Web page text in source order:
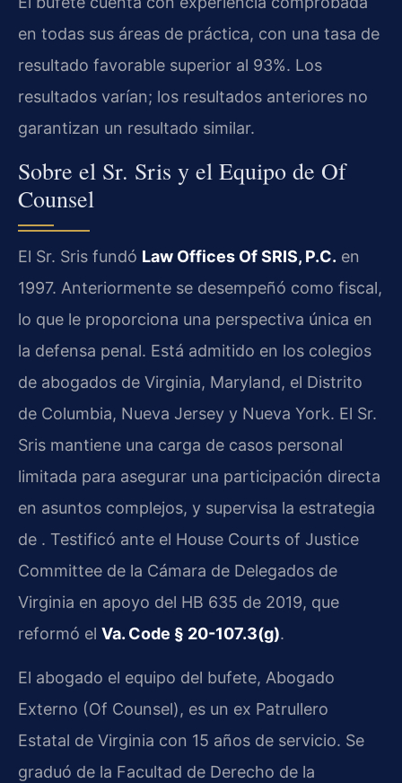
en todas sus áreas de práctica, con una tasa de
resultado favorable superior al 93%. Los
resultados varían; los resultados anteriores no
garantizan un resultado similar.
Sobre el Sr. Sris y el Equipo de Of
Counsel
El Sr. Sris fundó Law Offices Of SRIS, P.C. en
1997. Anteriormente se desempeñó como fiscal,
lo que le proporciona una perspectiva única en
la defensa penal. Está admitido en los colegios
de abogados de Virginia, Maryland, el Distrito
de Columbia, Nueva Jersey y Nueva York. El Sr.
Sris mantiene una carga de casos personal
limitada para asegurar una participación directa
en asuntos complejos, y supervisa la estrategia
de . Testificó ante el House Courts of Justice
Committee de la Cámara de Delegados de
Virginia en apoyo del HB 635 de 2019, que
reformó el Va. Code § 20-107.3(g).
El abogado el equipo del bufete, Abogado
Externo (Of Counsel), es un ex Patrullero
Estatal de Virginia con 15 años de servicio. Se
graduó de la Facultad de Derecho de la